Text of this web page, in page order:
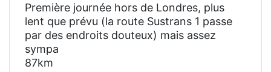
Première journée hors de Londres, plus
lent que prévu (la route Sustrans 1 passe
par des endroits douteux) mais assez
sympa
87km